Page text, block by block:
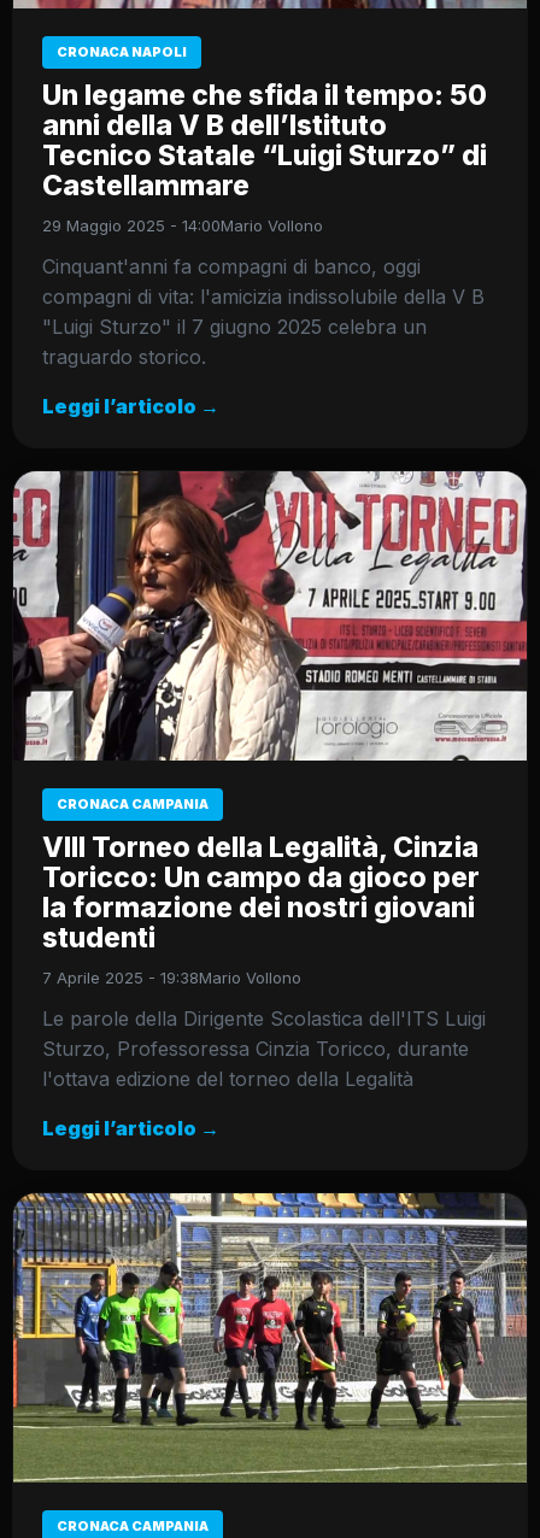
CRONACA NAPOLI
Un legame che sfida il tempo: 50
anni della V B dell’Istituto
Tecnico Statale “Luigi Sturzo” di
Castellammare
29 Maggio 2025 - 14:00Mario Vollono
Cinquant'anni fa compagni di banco, oggi
compagni di vita: l'amicizia indissolubile della V B
"Luigi Sturzo" il 7 giugno 2025 celebra un
traguardo storico.
Leggi l’articolo →
CRONACA CAMPANIA
VIII Torneo della Legalità, Cinzia
Toricco: Un campo da gioco per
la formazione dei nostri giovani
studenti
7 Aprile 2025 - 19:38Mario Vollono
Le parole della Dirigente Scolastica dell'ITS Luigi
Sturzo, Professoressa Cinzia Toricco, durante
l'ottava edizione del torneo della Legalità
Leggi l’articolo →
CRONACA CAMPANIA